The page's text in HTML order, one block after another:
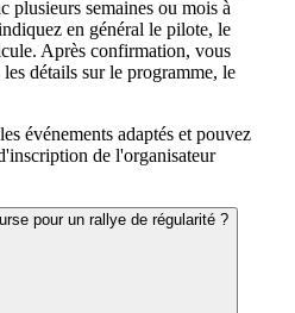
plusieurs semaines ou mois à
en général le pilote, le
Après confirmation, vous
détails sur le programme, le
événements adaptés et pouvez
de l'organisateur
pour un rallye de régularité ?